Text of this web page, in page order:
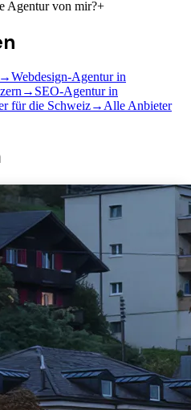
Agentur von mir?+
→Webdesign-Agentur in
→ SEO-Agentur in
für die Schweiz→Alle Anbieter